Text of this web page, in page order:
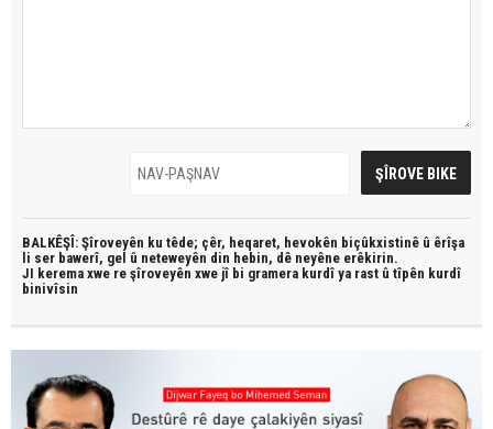
BALKÊŞÎ: Şîroveyên ku têde; çêr, heqaret, hevokên biçûkxistinê û êrîşa
li ser bawerî, gel û neteweyên din hebin, dê neyêne erêkirin.
JI kerema xwe re şîroveyên xwe jî bi gramera kurdî ya rast û tîpên kurdî
binivîsin